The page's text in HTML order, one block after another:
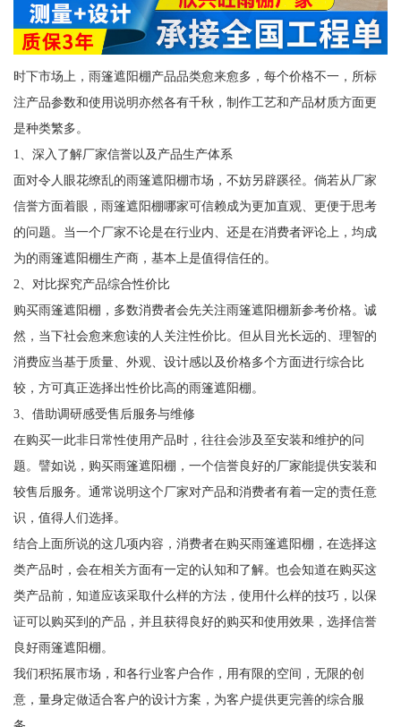
时下市场上，雨篷遮阳棚产品品类愈来愈多，每个价格不一，所标
注产品参数和使用说明亦然各有千秋，制作工艺和产品材质方面更
是种类繁多。
1、深入了解厂家信誉以及产品生产体系
面对令人眼花缭乱的雨篷遮阳棚市场，不妨另辟蹊径。倘若从厂家
信誉方面着眼，雨篷遮阳棚哪家可信赖成为更加直观、更便于思考
的问题。当一个厂家不论是在行业内、还是在消费者评论上，均成
为的雨篷遮阳棚生产商，基本上是值得信任的。
2、对比探究产品综合性价比
购买雨篷遮阳棚，多数消费者会先关注雨篷遮阳棚新参考价格。诚
然，当下社会愈来愈读的人关注性价比。但从目光长远的、理智的
消费应当基于质量、外观、设计感以及价格多个方面进行综合比
较，方可真正选择出性价比高的雨篷遮阳棚。
3、借助调研感受售后服务与维修
在购买一此非日常性使用产品时，往往会涉及至安装和维护的问
题。譬如说，购买雨篷遮阳棚，一个信誉良好的厂家能提供安装和
较售后服务。通常说明这个厂家对产品和消费者有着一定的责任意
识，值得人们选择。
结合上面所说的这几项内容，消费者在购买雨篷遮阳棚，在选择这
类产品时，会在相关方面有一定的认知和了解。也会知道在购买这
类产品前，知道应该采取什么样的方法，使用什么样的技巧，以保
证可以购买到的产品，并且获得良好的购买和使用效果，选择信誉
良好雨篷遮阳棚。
我们积拓展市场，和各行业客户合作，用有限的空间，无限的创
意，量身定做适合客户的设计方案，为客户提供更完善的综合服